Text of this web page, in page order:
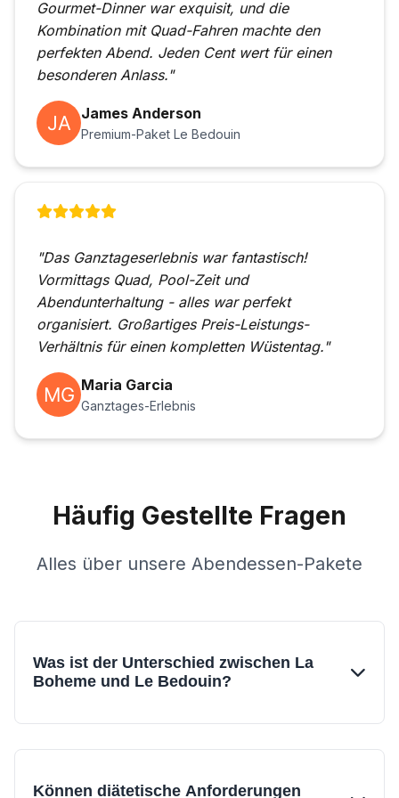
Gourmet-Dinner war exquisit, und die
Kombination mit Quad-Fahren machte den
perfekten Abend. Jeden Cent wert für einen
besonderen Anlass."
James Anderson
Premium-Paket Le Bedouin
"Das Ganztageserlebnis war fantastisch!
Vormittags Quad, Pool-Zeit und
Abendunterhaltung - alles war perfekt
organisiert. Großartiges Preis-Leistungs-
Verhältnis für einen kompletten Wüstentag."
Maria Garcia
Ganztages-Erlebnis
Häufig Gestellte Fragen
Alles über unsere Abendessen-Pakete
Was ist der Unterschied zwischen La
Boheme und Le Bedouin?
La Boheme bietet ein böhmisches Wüstencamp-
Le Bedouin bietet ein Luxus-Wüstenerlebnis mit
Können diätetische Anforderungen